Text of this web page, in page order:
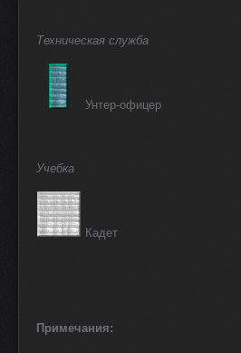
Техническая служба
Унтер-офицер
Учебка
Кадет
Примечания: